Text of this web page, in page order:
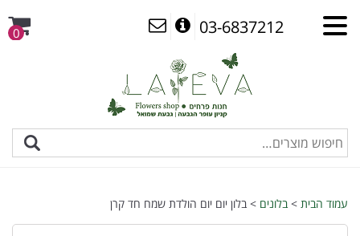
03-6837212
0
עמוד הבית >בלונים > בלון יום יום הולדת שמח חד קרן